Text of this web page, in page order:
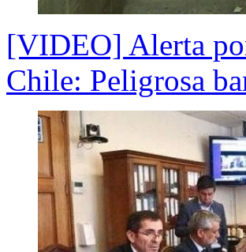
[VIDEO] Alerta
Chile: Peligrosa